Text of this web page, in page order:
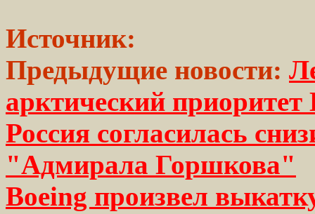
Источник:
Предыдущие новости:
арктический
Россия согласилась
"Адмирала Горшкова"
Boeing произвел